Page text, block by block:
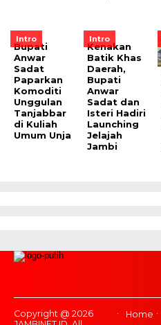
Intro
Bupati
Anwar
Sadat
Paparkan
Komoditi
Unggulan
Tanjabbar
di Kuliah
Umum Unja
Intro
Kenakan
Batik Khas
Daerah,
Bupati
Anwar
Sadat dan
Isteri Hadiri
Launching
Jelajah
Jambi
Copyright @ 2026
Home